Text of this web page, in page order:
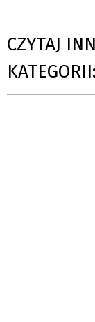
CZYTAJ